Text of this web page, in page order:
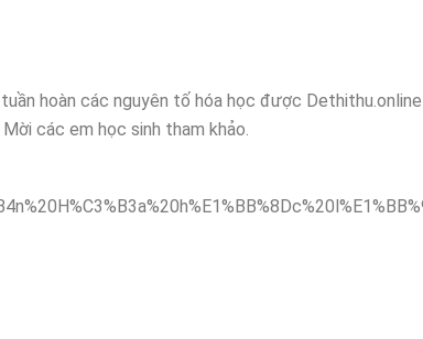
hoàn các nguyên tố hóa học được
các em học sinh tham khảo.